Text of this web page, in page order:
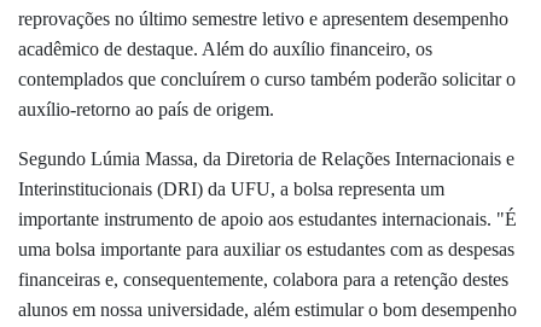
reprovações no último semestre letivo e apresentem desempenho
acadêmico de destaque. Além do auxílio financeiro, os
contemplados que concluírem o curso também poderão solicitar o
auxílio-retorno ao país de origem.
Segundo Lúmia Massa, da Diretoria de Relações Internacionais e
Interinstitucionais (DRI) da UFU, a bolsa representa um
importante instrumento de apoio aos estudantes internacionais. "É
uma bolsa importante para auxiliar os estudantes com as despesas
financeiras e, consequentemente, colabora para a retenção destes
alunos em nossa universidade, além estimular o bom desempenho